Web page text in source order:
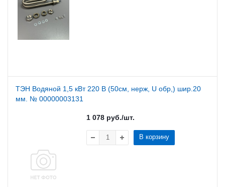
ТЭН Водяной 1,5 кВт 220 В (50см, нерж, U обр,) шир.20
мм. № 00000003131
1 078 руб./шт.
В корзину